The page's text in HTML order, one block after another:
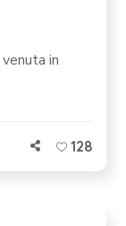
in
128